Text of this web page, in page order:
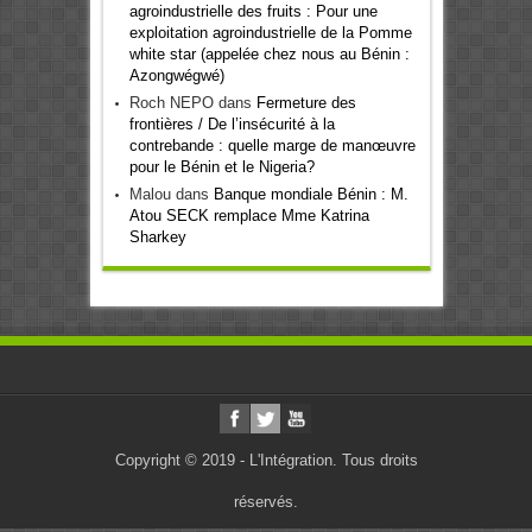
agroindustrielle des fruits : Pour une
exploitation agroindustrielle de la Pomme
white star (appelée chez nous au Bénin :
Azongwégwé)
Roch NEPOdans Fermeture des
frontières / De l’insécurité à la
contrebande : quelle marge de manœuvre
pour le Bénin et le Nigeria?
Maloudans Banque mondiale Bénin : M.
Atou SECK remplace Mme Katrina
Sharkey
Copyright © 2019 - L'Intégration. Tous droits
réservés.